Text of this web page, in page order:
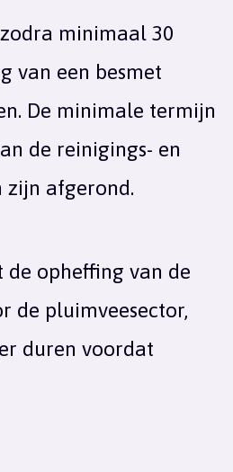
minimaal 30
van een besmet
De minimale termijn
de reinigings- en
zijn afgerond.
opheffing van de
de pluimveesector,
duren voordat